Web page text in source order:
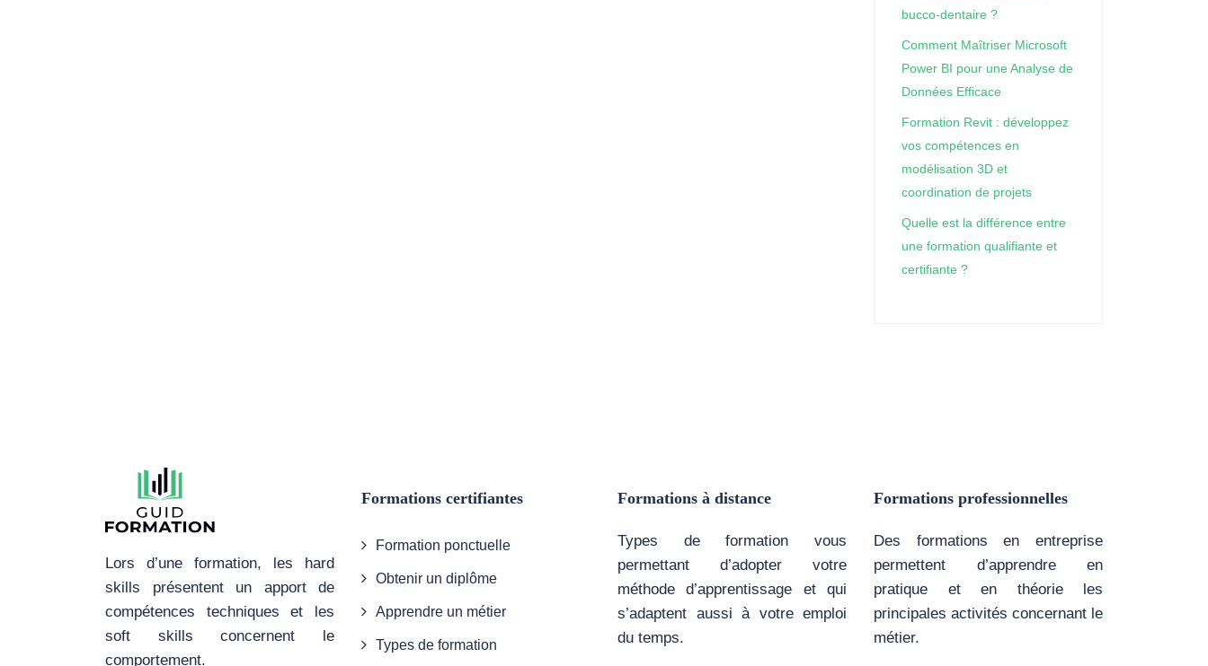
bucco-dentaire ?
Comment Maîtriser Microsoft
Power BI pour une Analyse de
Données Efficace
Formation Revit : développez
vos compétences en
modélisation 3D et
coordination de projets
Quelle est la différence entre
une formation qualifiante et
certifiante ?
Lors d’une formation, les hard
skills présentent un apport de
compétences techniques et les
soft skills concernent le
comportement.
Formations certifiantes
Formation ponctuelle
Obtenir un diplôme
Apprendre un métier
Types de formation
Formations à distance
Types de formation vous
permettant d’adopter votre
méthode d’apprentissage et qui
s’adaptent aussi à votre emploi
du temps.
Formations professionnelles
Des formations en entreprise
permettent d’apprendre en
pratique et en théorie les
principales activités concernant le
métier.